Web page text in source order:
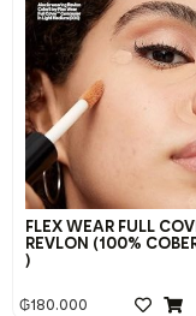
FLEX WEAR FULL
REVLON (100%
)
₲180.000